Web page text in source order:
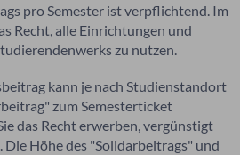
pro Semester ist verpflichtend. Im
Recht, alle Einrichtungen und
zu nutzen.
kann je nach Studienstandort
zum Semesterticket
das Recht erwerben, vergünstigt
Höhe des "Solidarbeitrags" und